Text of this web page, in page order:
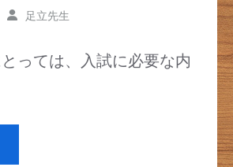
足立先生
っては、入試に必要な内